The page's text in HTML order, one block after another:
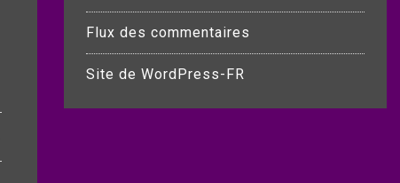
Flux des commentaires
Site de WordPress-FR